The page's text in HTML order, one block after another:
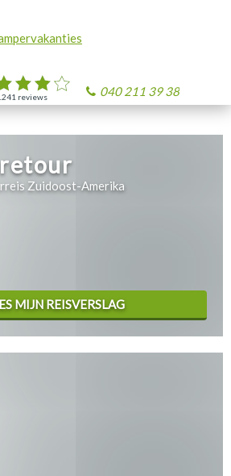
040 211 39 38
reviews
Zuidoost-Amerika
MIJN REISVERSLAG